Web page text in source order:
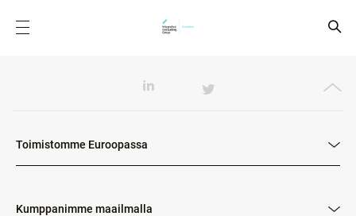
Toimistomme Euroopassa
Kumppanimme maailmalla